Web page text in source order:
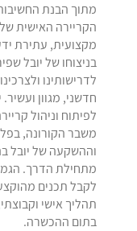
מתוך הבנת
הקריירה האישית
בניצוחו של יובל
לדרישותינו
חדשני, מגוון
לפיתוח וניהול
משבר הקורונה,
וההשקעה של יובל
מתחילת הדרך.
לקבל תכנים
תהליך אישי
בתום ההכשרה.